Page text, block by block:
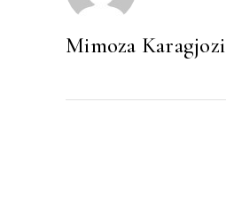
Mimoza Karagjozi